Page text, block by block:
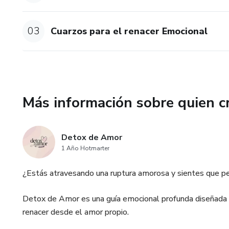
💗 Técnicas para reconstruir
🌿 Diarios de gratitud
sanando. Por eso, aquí no hay
para ti.
03 Cuarzos para el renacer Emocional
Más información sobre quien
Detox de Amor
1 Año Hotmarter
¿Estás atravesando una ruptura amorosa y sientes que
Detox de Amor es una guía emocional profunda
renacer desde el amor propio.